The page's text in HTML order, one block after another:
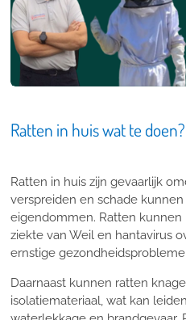
Ratten in huis wat te doen?
Ratten in huis zijn gevaarlijk
verspreiden en schade
eigendommen. Ratten
ziekte van Weil en hantavirus
ernstige
Daarnaast kunnen ratten
isolatiemateriaal, wat kan